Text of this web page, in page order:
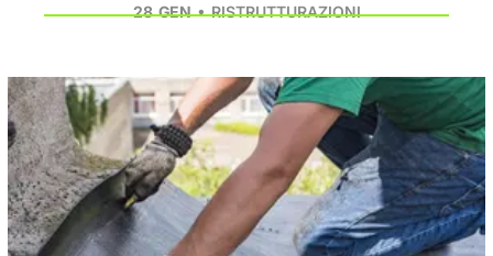
28 GEN • RISTRUTTURAZIONI